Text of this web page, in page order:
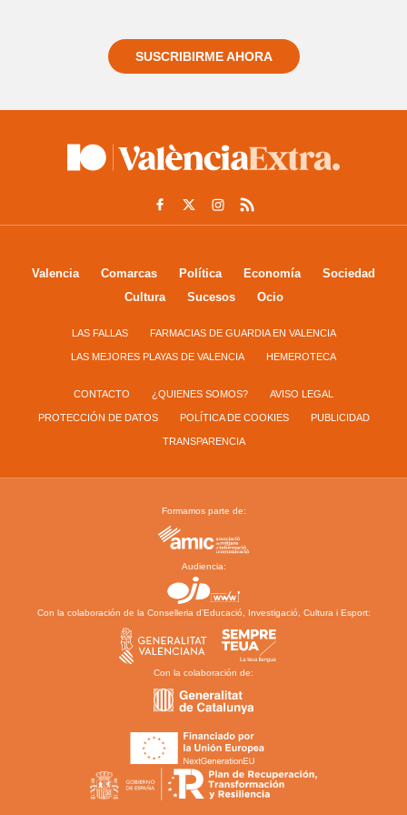
SUSCRIBIRME AHORA
Valencia Comarcas Política Economía
Sociedad
Cultura
Sucesos Ocio
LAS FALLAS FARMACIAS DE GUARDIA EN VALENCIA
LAS MEJORES PLAYAS DE VALENCIA HEMEROTECA
CONTACTO ¿QUIENES SOMOS? AVISO LEGAL
PROTECCIÓN DE DATOS POLÍTICA DE COOKIES PUBLICIDAD
TRANSPARENCIA
Formamos parte de:
Audiencia:
Con la colaboración de la Conselleria d’Educació, Investigació, Cultura i Esport:
Con la colaboración de: